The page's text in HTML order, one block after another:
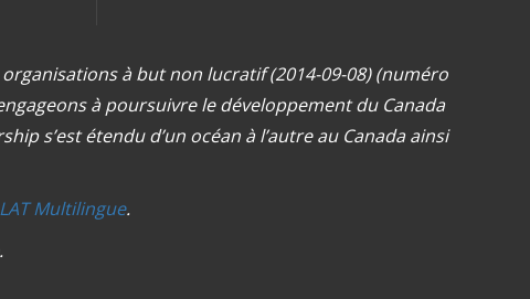
à but non lucratif (2014-09-08) (numéro
à poursuivre le développement du Canada
s’est étendu d’un océan à l’autre au Canada ainsi
LAT Multilingue.